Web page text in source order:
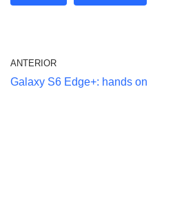
ANTERIOR
Galaxy S6 Edge+: hands on